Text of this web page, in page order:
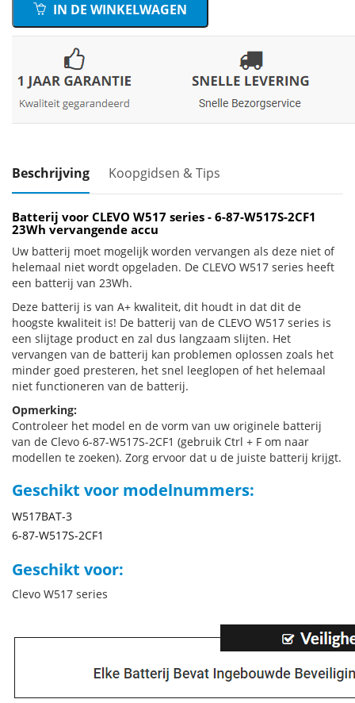
IN DE WINKELWAGEN
Beschrijving Koopgidsen & Tips
Batterij voor CLEVO W517 series - 6-87-W517S-2CF1
23Wh vervangende accu
Uw batterij moet mogelijk worden vervangen als deze niet of
helemaal niet wordt opgeladen. De CLEVO W517 series heeft
een batterij van 23Wh.
Deze batterij is van A+ kwaliteit, dit houdt in dat dit de
hoogste kwaliteit is! De batterij van de CLEVO W517 series is
een slijtage product en zal dus langzaam slijten. Het
vervangen van de batterij kan problemen oplossen zoals het
minder goed presteren, het snel leeglopen of het helemaal
niet functioneren van de batterij.
Opmerking:
Controleer het model en de vorm van uw originele batterij
van de Clevo 6-87-W517S-2CF1 (gebruik Ctrl + F om naar
modellen te zoeken). Zorg ervoor dat u de juiste batterij krijgt.
Geschikt voor modelnummers:
W517BAT-3
6-87-W517S-2CF1
Geschikt voor:
Clevo W517 series